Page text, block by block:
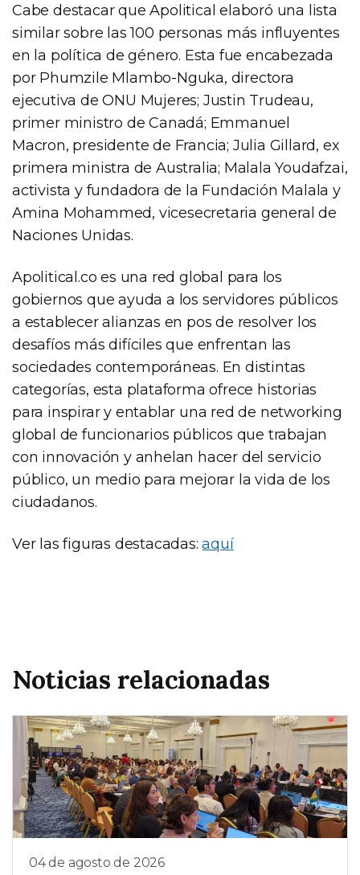
Cabe destacar que Apolitical elaboró una lista
similar sobre las 100 personas más influyentes
en la política de género. Esta fue encabezada
por Phumzile Mlambo-Nguka, directora
ejecutiva de ONU Mujeres; Justin Trudeau,
primer ministro de Canadá; Emmanuel
Macron, presidente de Francia; Julia Gillard, ex
primera ministra de Australia; Malala Youdafzai,
activista y fundadora de la Fundación Malala y
Amina Mohammed, vicesecretaria general de
Naciones Unidas.
Apolitical.co es una red global para los
gobiernos que ayuda a los servidores públicos
a establecer alianzas en pos de resolver los
desafíos más difíciles que enfrentan las
sociedades contemporáneas. En distintas
categorías, esta plataforma ofrece historias
para inspirar y entablar una red de networking
global de funcionarios públicos que trabajan
con innovación y anhelan hacer del servicio
público, un medio para mejorar la vida de los
ciudadanos.
Ver las figuras destacadas:aquí
Noticias relacionadas
04 de agosto de 2026